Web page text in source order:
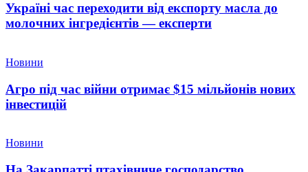
Україні час переходити від експорту масла до
молочних інгредієнтів — експерти
Новини
Агро під час війни отримає $15 мільйонів нових
інвестицій
Новини